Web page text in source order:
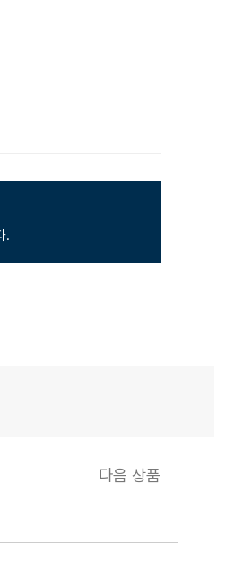
.
다음 상품